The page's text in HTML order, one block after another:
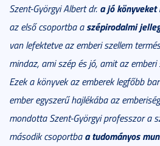
Szent-Györgyi Albert dr. a jó
az első csoportba aszépirodalmi
van lefektetve az emberi szellem
mindaz, ami szép és jó, amit az
Ezek a könyvek az emberek legfőbb
ember egyszerű hajlékába az
mondotta Szent-Györgyi professzor a
második csoportbaa tudományos